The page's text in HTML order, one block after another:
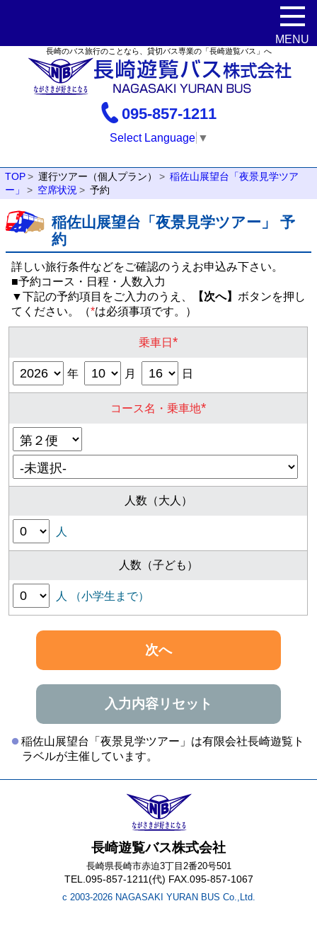
長崎のバス旅行のことなら、貸切バス専業の「長崎遊覧バス」へ
095-857-1211
Select Language ▼
TOP 運行ツアー（個人プラン）
稲佐山展望台「夜景見学ツア
ー」
空席状況 予約
稲佐山展望台「夜景見学ツアー」 予
約
詳しい旅行条件などをご確認のうえお申込み下さい。
■予約コース・日程・人数入力
▼下記の予約項目をご入力のうえ、
【次へ】 ボタンを押し
てください。（*は必須事項です。）
乗車日*
年 月 日
コース名・乗車地*
人数（大人）
人
人数（子ども）
人 （小学生まで）
次へ
入力内容リセット
稲佐山展望台「夜景見学ツアー」は有限会社長崎遊覧ト
ラベルが主催しています。
長崎遊覧バス株式会社
長崎県長崎市赤迫3丁目2番20号501
TEL.095-857-1211(代) FAX.095-857-1067
c 2003-2026 NAGASAKI YURAN BUS Co.,Ltd.